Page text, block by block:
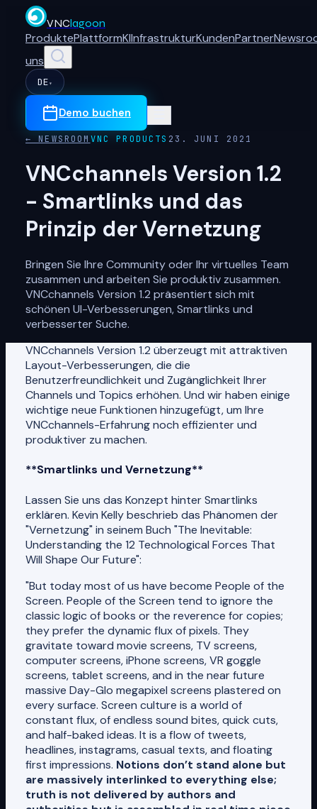
VNClagoon
ProduktePlattformKIInfrastrukturKundenPartner
uns
DE ▾
Demo buchen
← NEWSROOM VNC PRODUCTS 23. JUNI 2021
VNCchannels Version 1.2
- Smartlinks und das
Prinzip der Vernetzung
Bringen Sie Ihre Community oder Ihr virtuelles Team
zusammen und arbeiten Sie produktiv zusammen.
VNCchannels Version 1.2 präsentiert sich mit
schönen UI-Verbesserungen, Smartlinks und
verbesserter Suche.
VNCchannels Version 1.2 überzeugt mit attraktiven
Layout-Verbesserungen, die die
Benutzerfreundlichkeit und Zugänglichkeit Ihrer
Channels und Topics erhöhen. Und wir haben einige
wichtige neue Funktionen hinzugefügt, um Ihre
VNCchannels-Erfahrung noch effizienter und
produktiver zu machen.
**Smartlinks und Vernetzung**
Lassen Sie uns das Konzept hinter Smartlinks
erklären. Kevin Kelly beschrieb das Phänomen der
"Vernetzung" in seinem Buch "The Inevitable:
Understanding the 12 Technological Forces That
Will Shape Our Future":
"But today most of us have become People of the
Screen. People of the Screen tend to ignore the
classic logic of books or the reverence for copies;
they prefer the dynamic flux of pixels. They
gravitate toward movie screens, TV screens,
computer screens, iPhone screens, VR goggle
screens, tablet screens, and in the near future
massive Day-Glo megapixel screens plastered on
every surface. Screen culture is a world of
constant flux, of endless sound bites, quick cuts,
and half-baked ideas. It is a flow of tweets,
headlines, instagrams, casual texts, and floating
first impressions. Notions don’t stand alone but
are massively interlinked to everything else;
truth is not delivered by authors and